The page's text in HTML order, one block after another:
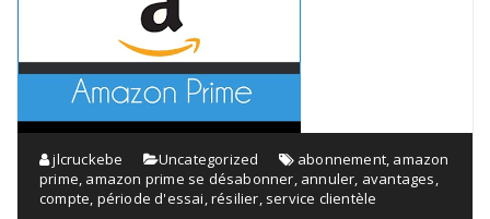
jlcruckebe Uncategorized abonnement amazon
prime amazon prime se désabonner annuler avantages
compte période d'essai ,résilier service clientèle